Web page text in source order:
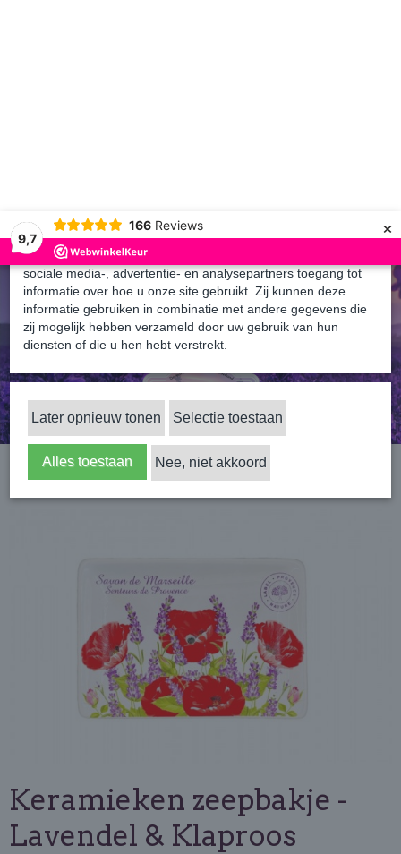
9,7
166 Reviews ×
Inloggen Registreren
› Accessoires › Zeepbakje › Keramieken zeepbakje - Lavendel &
Klaproos
Keramieken zeepbakje -
Lavendel & Klaproos
Cookies worden door ons gebruikt voor verkeersanalyse, het
aanbieden van sociale media-functies en het personaliseren
van informatie en advertenties. Daarnaast verlenen we onze
sociale media-, advertentie- en analysepartners toegang tot
informatie over hoe u onze site gebruikt. Zij kunnen deze
informatie gebruiken in combinatie met andere gegevens die
zij mogelijk hebben verzameld door uw gebruik van hun
diensten of die u hen hebt verstrekt.
Later opnieuw tonen Selectie toestaan
Alles toestaan Nee, niet akkoord